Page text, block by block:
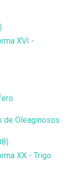
XVI -
de Oleaginosos
XX - Trigo